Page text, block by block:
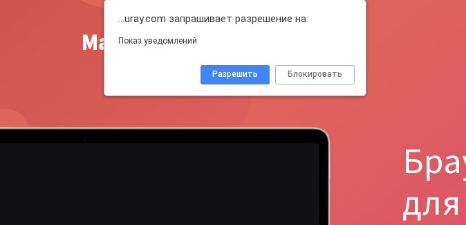
Master Push
…uray.com запрашивает разрешение на:
Показ уведомлений
Блокировать
Разрешить